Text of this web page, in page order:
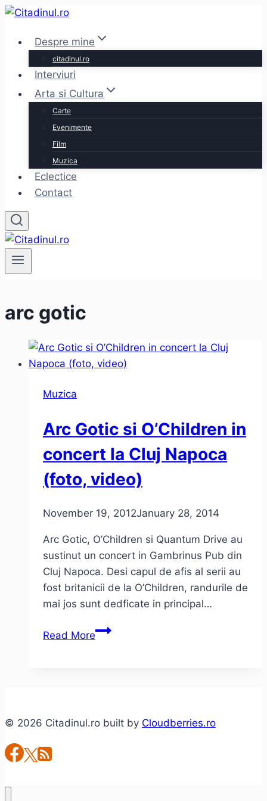
Skip
contentDespre mine
citadinul.ro
Interviuri
Arta si Cultura
Carte
Evenimente
Film
Muzica
Eclectice
Contact
arc gotic
Muzica
Arc Gotic si O’Children in
concert la Cluj Napoca
(foto, video)
November 19, 2012January 28, 2014
Arc Gotic, O’Children si Quantum Drive au
sustinut un concert in Gambrinus Pub din
Cluj Napoca. Desi capul de afis al serii au
fost britanicii de la O’Children, randurile de
mai jos sunt dedficate in principal…
Read MoreArc
la
© 2026 Citadinul.ro built by Cloudberries.ro